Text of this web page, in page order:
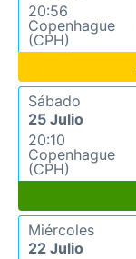
20:56
Copenhague
(CPH)
Sábado
25 Julio
20:10
Copenhague
(CPH)
Miércoles
22 Julio